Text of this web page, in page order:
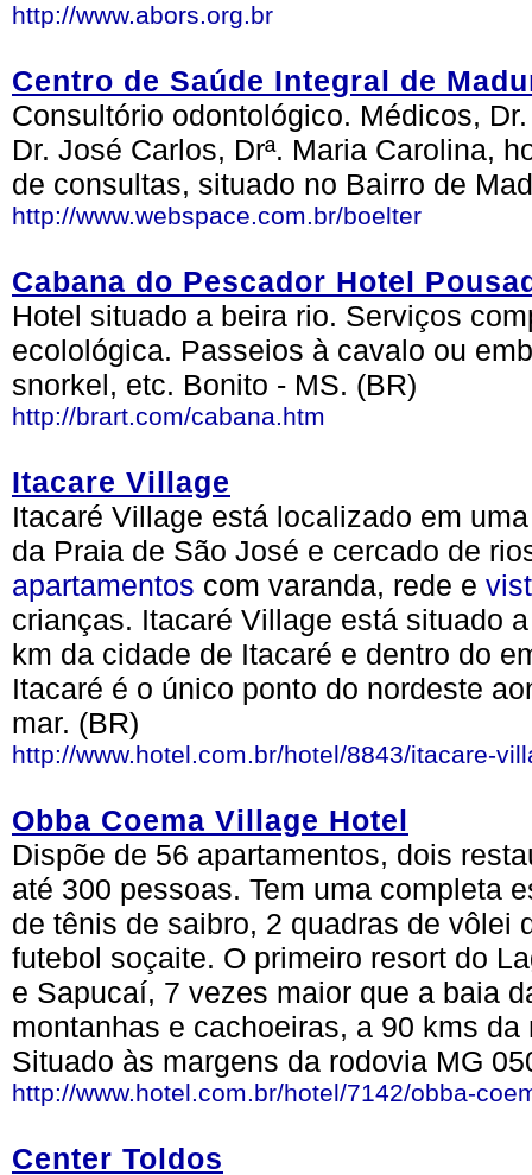
http://www.abors.org.br
Centro de Saúde Integral de
Consultório odontológico. Médicos,
Dr. José Carlos, Drª. Maria Carolina,
de consultas, situado no Bairro de
http://www.webspace.com.br/boelter
Cabana do Pescador Hotel
Hotel situado a beira rio. Serviços
ecolológica. Passeios à cavalo ou
snorkel, etc. Bonito - MS. (BR)
http://brart.com/cabana.htm
Itacare Village
Itacaré Village está localizado em
da Praia de São José e cercado de
apartamentos com varanda, rede e
crianças. Itacaré Village está situado
km da cidade de Itacaré e dentro do
Itacaré é o único ponto do nordeste
mar. (BR)
http://www.hotel.com.br/hotel/8843/itacare-
Obba Coema Village Hotel
Dispõe de 56 apartamentos, dois
até 300 pessoas. Tem uma completa
de tênis de saibro, 2 quadras de vôlei
futebol soçaite. O primeiro resort do
e Sapucaí, 7 vezes maior que a baia
montanhas e cachoeiras, a 90 kms
Situado às margens da rodovia MG
http://www.hotel.com.br/hotel/7142/obba-
Center Toldos